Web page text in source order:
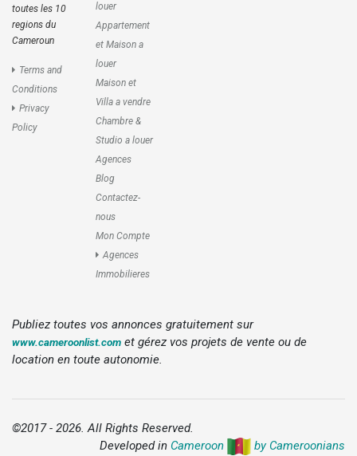
toutes les 10
regions du
Cameroun
Terms and
Conditions
Privacy
Policy
louer
Appartement
et Maison a
louer
Maison et
Villa a vendre
Chambre &
Studio a louer
Agences
Blog
Contactez-
nous
Mon Compte
Agences
Immobilieres
Publiez toutes vos annonces gratuitement sur
www.cameroonlist.com et gérez vos projets de vente ou de
location en toute autonomie.
©2017 - 2026. All Rights Reserved.
Developed in Cameroon by Cameroonians